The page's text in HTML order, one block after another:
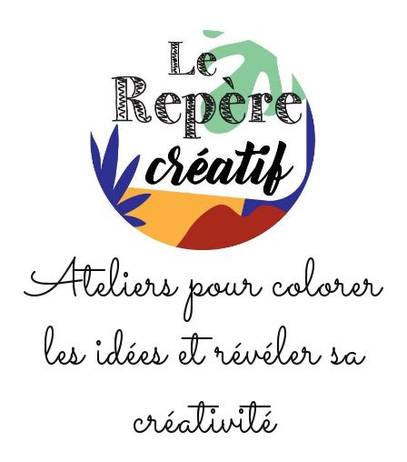
Ateliers pour colorer
les idées et révéler sa
créativité